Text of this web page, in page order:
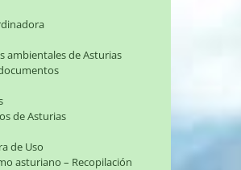
ambientales de Asturias
de Asturias
de Uso
asturiano – Recopilación